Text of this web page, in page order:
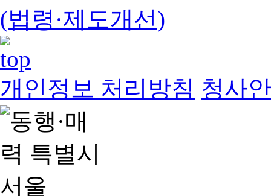
(법령·제도개선)
개인정보 처리방침 청사